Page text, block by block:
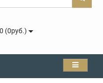
(0руб.)